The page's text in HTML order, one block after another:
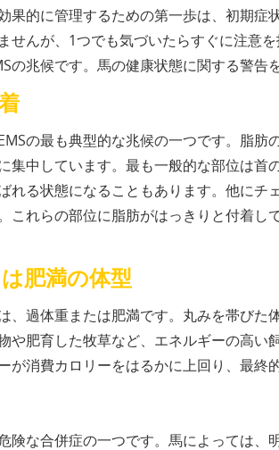
果的に管理するための第一歩は、初期
せんが、1つでも気づいたらすぐに注意
の兆候です。馬の健康状態に関する警告
の最も典型的な兆候の一つです。脂
集中しています。最も一般的な部位は首
れる状態になることもあります。他に
これらの部位に脂肪がはっきりと付着し
肥満の体型
、過体重または肥満です。丸みを帯び
や肥育した牧草など、エネルギーの高い
が消費カロリーをはるかに上回り、最終
険な合併症の一つです。馬によっては